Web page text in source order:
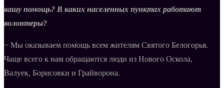
вашу помощь? В каких населенных пунктах работают
волонтеры?
− Мы оказываем помощь всем жителям Святого Белогорья.
Чаще всего к нам обращаются люди из Нового Оскола,
Валуек, Борисовки и Грайворона.